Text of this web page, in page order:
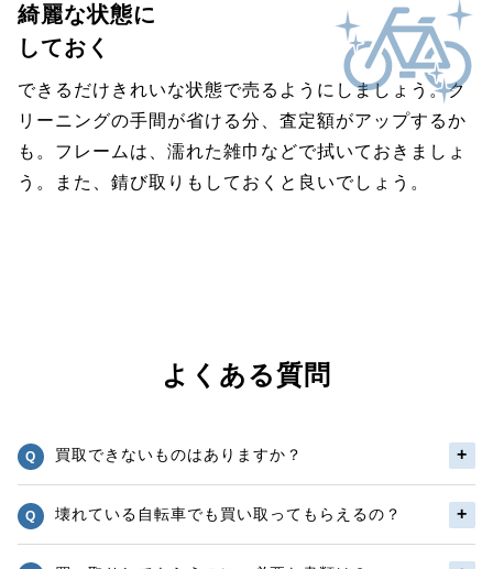
綺麗な状態に
しておく
できるだけきれいな状態で売るようにしましょう。ク
リーニングの手間が省ける分、査定額がアップするか
も。フレームは、濡れた雑巾などで拭いておきましょ
う。また、錆び取りもしておくと良いでしょう。
よくある質問
買取できないものはありますか？
壊れている自転車でも買い取ってもらえるの？